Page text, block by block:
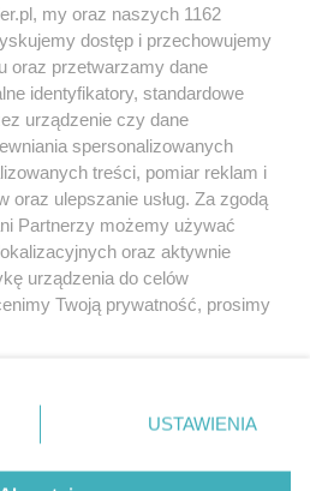
zgasło światło”
Szczeciński sp. z o.o.
prawa zastrzeżone
my oraz naszych 1162
dostęp i przechowujemy
oraz przetwarzamy dane
identyfikatory, standardowe
urządzenie czy dane
spersonalizowanych
treści, pomiar reklam i
oraz ulepszanie usług. Za zgodą
Partnerzy możemy używać
oraz aktywnie
urządzenia do celów
Twoją prywatność, prosimy
w lewym dolnym rogu strony
danych nie wymagają
USTAWIENIA